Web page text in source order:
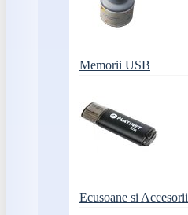
Memorii USB
Ecusoane si Accesorii